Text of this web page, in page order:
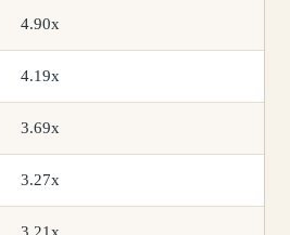
4.90x
4.19x
3.69x
3.27x